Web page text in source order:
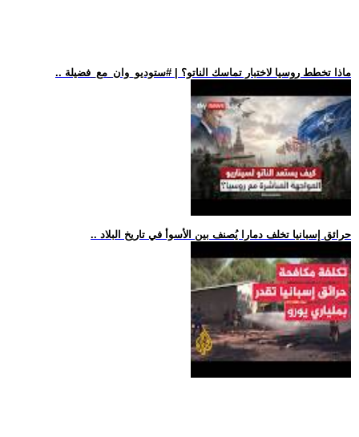
.. ماذا تخطط روسيا لاختبار تماسك الناتو؟ | #ستوديو_وان_مع_فضيلة
.. حرائق إسبانيا تخلف دمارا يُصنف بين الأسوأ في تاريخ البلاد